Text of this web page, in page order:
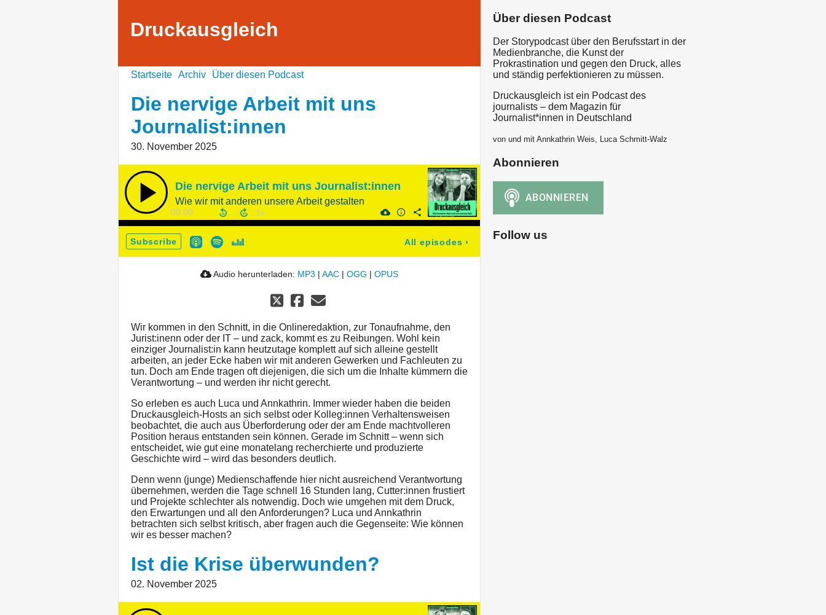
Druckausgleich
Startseite Archiv Über diesen Podcast
Die nervige Arbeit mit uns
Journalist:innen
30. November 2025
Die nervige Arbeit mit uns Journalist:innen
Wie wir mit anderen unsere Arbeit gestalten
00:00
Subscribe All episodes ›
Audio herunterladen: MP3 | AAC | OGG | OPUS
Wir kommen in den Schnitt, in die Onlineredaktion, zur Tonaufnahme, den
Jurist:inenn oder der IT – und zack, kommt es zu Reibungen. Wohl kein
einziger Journalist:in kann heutzutage komplett auf sich alleine gestellt
arbeiten, an jeder Ecke haben wir mit anderen Gewerken und Fachleuten zu
tun. Doch am Ende tragen oft diejenigen, die sich um die Inhalte kümmern die
Verantwortung – und werden ihr nicht gerecht.
So erleben es auch Luca und Annkathrin. Immer wieder haben die beiden
Druckausgleich-Hosts an sich selbst oder Kolleg:innen Verhaltensweisen
beobachtet, die auch aus Überforderung oder der am Ende machtvolleren
Position heraus entstanden sein können. Gerade im Schnitt – wenn sich
entscheidet, wie gut eine monatelang recherchierte und produzierte
Geschichte wird – wird das besonders deutlich.
Denn wenn (junge) Medienschaffende hier nicht ausreichend Verantwortung
übernehmen, werden die Tage schnell 16 Stunden lang, Cutter:innen frustiert
und Projekte schlechter als notwendig. Doch wie umgehen mit dem Druck,
den Erwartungen und all den Anforderungen? Luca und Annkathrin
betrachten sich selbst kritisch, aber fragen auch die Gegenseite: Wie können
wir es besser machen?
Ist die Krise überwunden?
02. November 2025
Über diesen Podcast
Der Storypodcast über den Berufsstart in der
Medienbranche, die Kunst der
Prokrastination und gegen den Druck, alles
und ständig perfektionieren zu müssen.
Druckausgleich ist ein Podcast des
journalists – dem Magazin für
Journalist*innen in Deutschland
von und mit Annkathrin Weis, Luca Schmitt-Walz
Abonnieren
Follow us